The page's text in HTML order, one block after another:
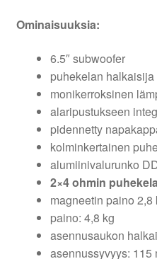
Ominaisuuksia:
6.5″ subwoofer
puhekelan halkaisija
monikerroksinen
alaripustukseen
pidennetty
kolminkertainen
alumiinivalurunko
2×4 ohmin
magneetin paino 2,8
paino: 4,8 kg
asennusaukon
asennussyvyys: 115